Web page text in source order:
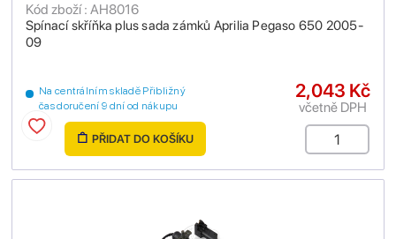
Spínací skříňka plus sada zámků Aprilia Pegaso 650 2005-
09
Kód zboží : AH8016
Na centrálním skladě Přibližný
čas doručení 9 dní od nákupu
2,043 Kč
včetně DPH
PŘIDAT DO KOŠÍKU